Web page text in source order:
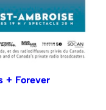
+ Forever